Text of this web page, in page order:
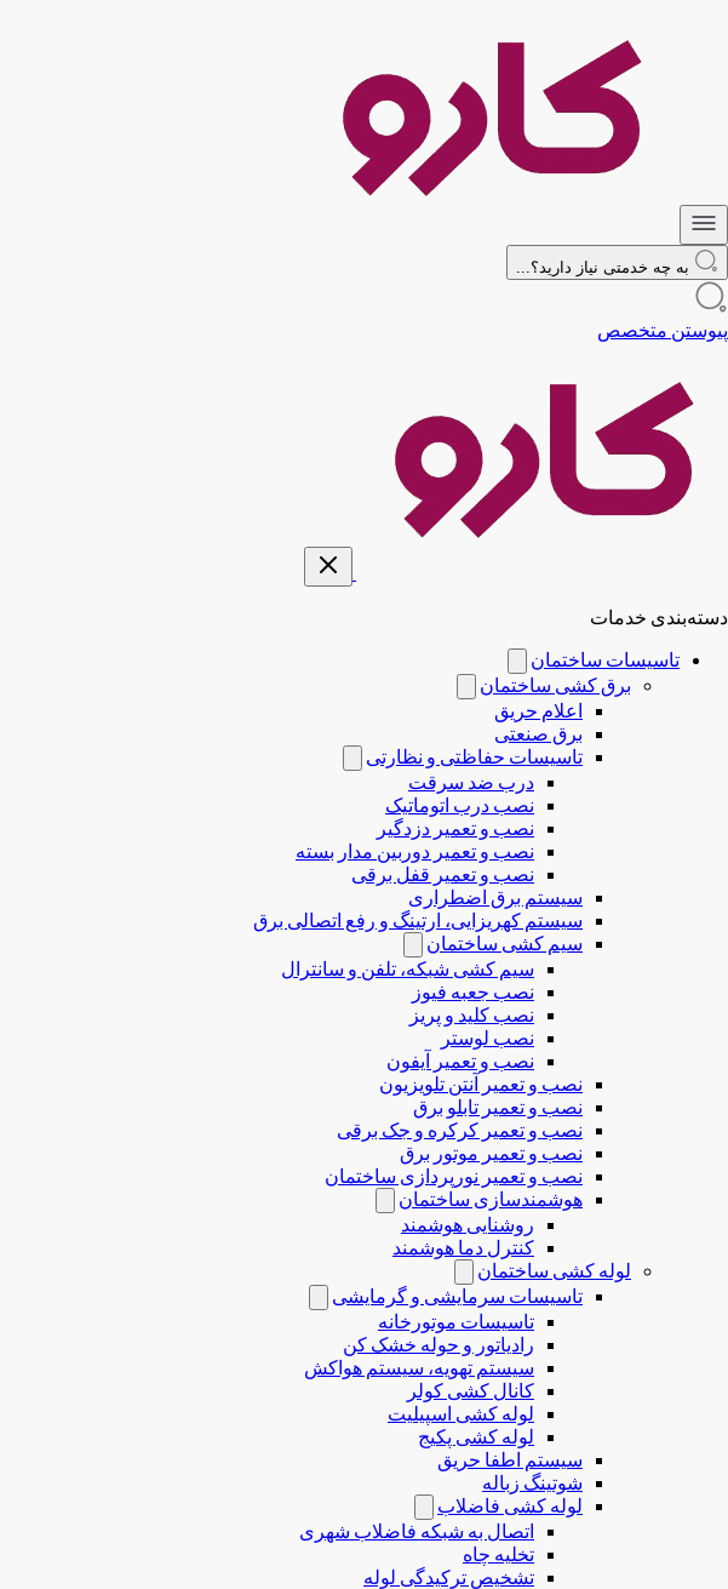
به چه خدمتی نیاز دارید؟...
پیوستن متخصص
دسته‌بندی خدمات
تاسیسات ساختمان
برق کشی ساختمان
اعلام حریق
برق صنعتی
تاسیسات حفاظتی و نظارتی
درب ضد سرقت
نصب درب‌ اتوماتیک
نصب و تعمیر دزدگیر
نصب و تعمیر دوربین مدار بسته
نصب و تعمیر قفل برقی
سیستم برق اضطراری
سیستم کهریزایی، ارتینگ و رفع اتصالی برق
سیم کشی ساختمان
سیم کشی شبکه، تلفن و سانترال
نصب جعبه فیوز
نصب کلید و پریز
نصب لوستر
نصب و تعمیر آیفون
نصب و تعمیر آنتن تلویزیون
نصب و تعمیر تابلو برق
نصب و تعمیر کرکره و جک برقی
نصب و تعمیر موتور برق
نصب و تعمیر نورپردازی ساختمان
هوشمندسازی ساختمان
روشنایی هوشمند
کنترل دما هوشمند
لوله کشی ساختمان
تاسیسات سرمایشی و گرمایشی
تاسیسات موتورخانه
رادیاتور و حوله خشک کن
سیستم تهویه، سیستم هواکش
کانال کشی کولر
لوله کشی اسپیلیت
لوله کشی پکیج
سیستم اطفا حریق
شوتینگ زباله
لوله كشی فاضلاب
اتصال به شبکه فاضلاب شهری
تخلیه چاه
تشخیص ترکیدگی لوله